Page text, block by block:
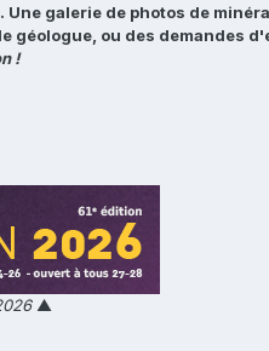
galerie de photos de
ou des demandes
!
▲